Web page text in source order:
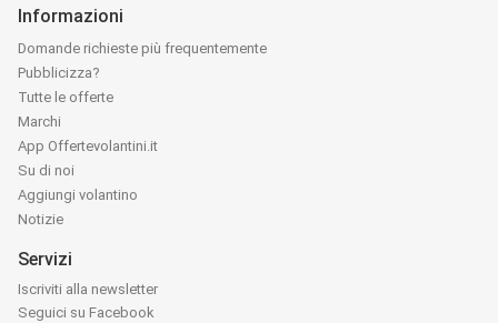
Informazioni
Domande richieste più frequentemente
Pubblicizza?
Tutte le offerte
Marchi
App Offertevolantini.it
Su di noi
Aggiungi volantino
Notizie
Servizi
Iscriviti alla newsletter
Seguici su Facebook